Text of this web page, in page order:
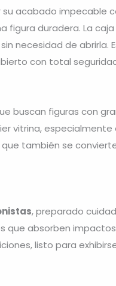
acabado impecable
duradera. La caja
necesidad de abrirla.
con total
buscan figuras con
vitrina,
también se
, preparado
que absorben
listo para